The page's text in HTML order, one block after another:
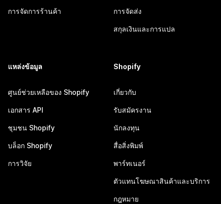
การจัดการร้านค้า การจัดส่ง
สกุลเงินและการแปล
แหล่งข้อมูล
ศูนย์ช่วยเหลือของ Shopify
เอกสาร API
ชุมชน Shopify
บล็อก Shopify
การวิจัย
Shopify
เกี่ยวกับ
รับสมัครงาน
นักลงทุน
สื่อสิ่งพิมพ์
พาร์ทเนอร์
ตัวแทนโฆษณาสินค้าและบริการ
กฎหมาย